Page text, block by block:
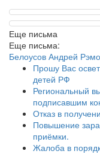
Еще письма
Еще письма:
Белоусов Андрей
Прошу Вас
детей РФ
Региональный
подписавшим
Отказ в
Повышение
приёмки.
Жалоба в